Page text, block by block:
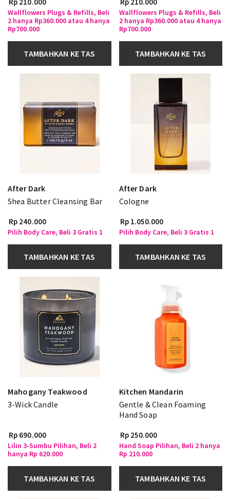
Wallflowers Plugs & Refills, Beli
2 hanya Rp360.000 atau 4 hanya
Rp700.000
TAMBAHKAN KE TAS
Wallflowers Plugs & Refills, Beli
2 hanya Rp360.000 atau 4 hanya
Rp700.000
TAMBAHKAN KE TAS
After Dark
Shea Butter Cleansing Bar
Rp 240.000
Pilih Body Care, Beli 3 Gratis 1
TAMBAHKAN KE TAS
After Dark
Cologne
Rp 1.050.000
Pilih Body Care, Beli 3 Gratis 1
TAMBAHKAN KE TAS
Mahogany Teakwood
3-Wick Candle
Rp 690.000
Lilin 3-Sumbu Pilihan, Beli 2
hanya Rp 620.000
TAMBAHKAN KE TAS
Kitchen Mandarin
Gentle & Clean Foaming
Hand Soap
Rp 250.000
Hand Soap Pilihan, Beli 2 hanya
Rp 210.000
TAMBAHKAN KE TAS